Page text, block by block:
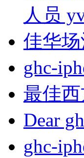
人员
佳华
ghc-
最佳
Dear
ghc-